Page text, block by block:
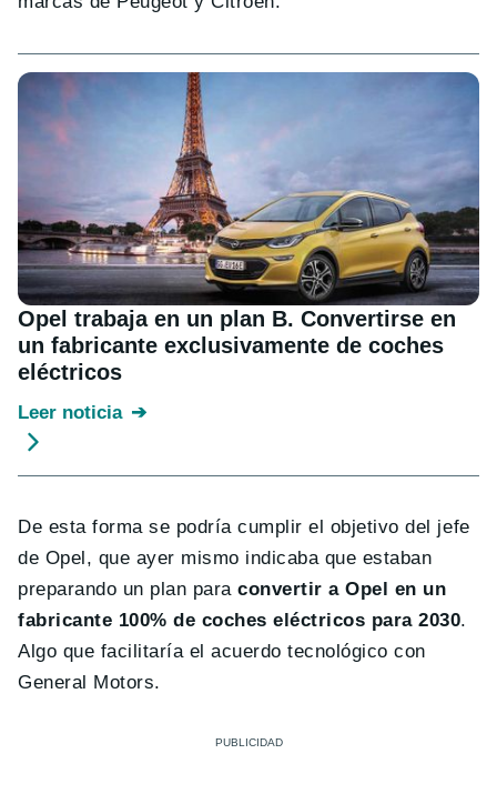
Opel trabaja en un plan B. Convertirse en
un fabricante exclusivamente de coches
eléctricos
Leer noticia
De esta forma se podría cumplir el objetivo del jefe
de Opel, que ayer mismo indicaba que estaban
preparando un plan paraconvertir a Opel en un
fabricante 100% de coches eléctricos para 2030.
Algo que facilitaría el acuerdo tecnológico con
General Motors.